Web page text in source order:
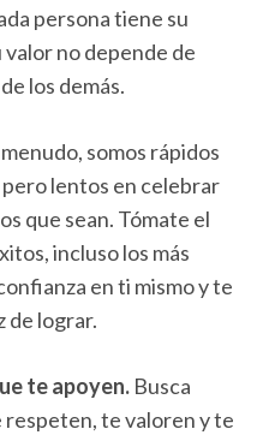
persona tiene su
no depende de
los demás.
somos rápidos
lentos en celebrar
que sean. Tómate el
incluso los más
en ti mismo y te
de lograr.
te apoyen. Busca
te valoren y te